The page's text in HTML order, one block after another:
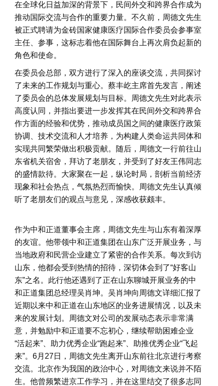
在全球化日益加深的背景下，民间外交和跨界合作成为
推动国际交流与合作的重要力量。不久前，周德文先生
被正式聘请为金砖国家健康医疗国际合作委员会参事室
主任、参事，这标志着他在国际舞台上再次肩负起新的
角色和使命。
在委员会总部，双方进行了深入的座谈交流，共同探讨
了未来的工作规划与重心。蔡丰屹主席首先发言，阐述
了委员会的总体发展规划与目标。周德文先生对此表示
高度认同，并指出要进一步发挥其在民间外交和跨界合
作方面的经验和优势，推动成员国之间的健康医疗政策
协调、技术交流和人才培养，为构建人类命运共同体和
实现共同繁荣做出积极贡献。随后，周德文一行前往山
东省机关宿舍，拜访了老朋友，并受到了好友王伟同志
的盛情款待。大家聚在一起，纵论时局，剖析当前经济
现象和社会热点，气氛热烈而愉快。周德文先生认真倾
听了老朋友们的观点与意见，深感收获颇丰。
作为中和正道董事会主席，周德文先生与山东有着深厚
的友谊。他带领中和正道集团在山东广泛开展业务，与
当地政府和民营企业建立了紧密的合作关系。每次到访
山东，他都会受到热情的招待，深切体会到了“好客山
东”之名。此行他还遇到了正在山东聊城开展业务的中
和正道集团总经理吴肖坤。吴肖坤向周德文详细汇报了
近期以来中和正道在山东地区的业务进展情况，以及未
来的发展计划。周德文对公司的发展动态表示非常满
意，并勉励中和正道要不忘初心，继续帮助困难企业
“活起来”、助力优秀企业“跑起来”、助推优秀企业“飞起
来”。6月27日，周德文先生离开山东前往北京进行考察
交流。北京作为我国的政治中心，对周德文来说并不陌
生。他曾频繁进京工作学习，并在这里结交了很多志同